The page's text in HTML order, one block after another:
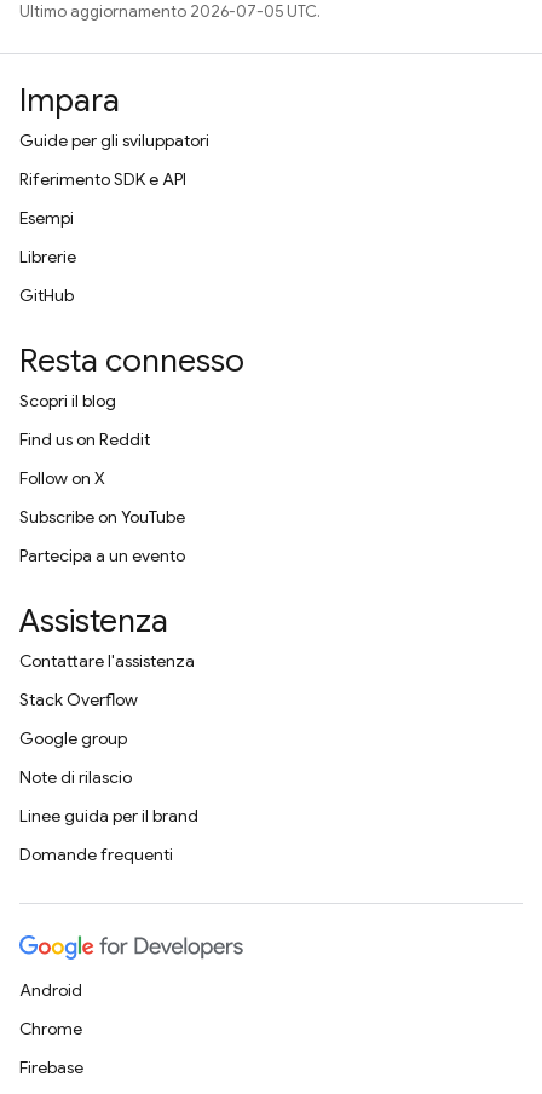
Ultimo aggiornamento 2026-07-05 UTC.
Impara
Guide per gli sviluppatori
Riferimento SDK e API
Esempi
Librerie
GitHub
Resta connesso
Scopri il blog
Find us on Reddit
Follow on X
Subscribe on YouTube
Partecipa a un evento
Assistenza
Contattare l'assistenza
Stack Overflow
Google group
Note di rilascio
Linee guida per il brand
Domande frequenti
Android
Chrome
Firebase